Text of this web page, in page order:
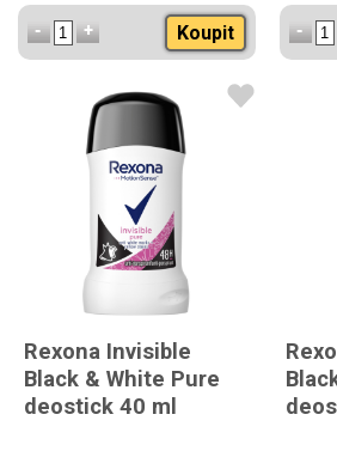
Koupit
Rexona Invisible
Black & White Pure
deostick 40 ml